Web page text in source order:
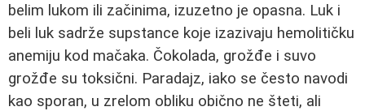
belim lukom ili začinima, izuzetno je opasna. Luk i
beli luk sadrže supstance koje izazivaju hemolitičku
anemiju kod mačaka. Čokolada, grožđe i suvo
grožđe su toksični. Paradajz, iako se često navodi
kao sporan, u zrelom obliku obično ne šteti, ali